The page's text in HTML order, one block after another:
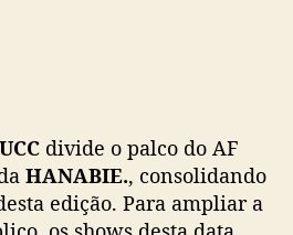
divide o palco do AF
HANABIE., consolidando
edição. Para ampliar a